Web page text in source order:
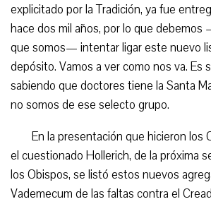
explicitado por la Tradición, ya fue
hace dos mil años, por lo que
que somos— intentar ligar este nuevo
depósito. Vamos a ver como nos va. Es
sabiendo que doctores tiene la Santa
no somos de ese selecto grupo.
En la presentación que hicieron los
el cuestionado Hollerich, de la próxima
los Obispos, se listó estos nuevos
Vademecum de las faltas contra el